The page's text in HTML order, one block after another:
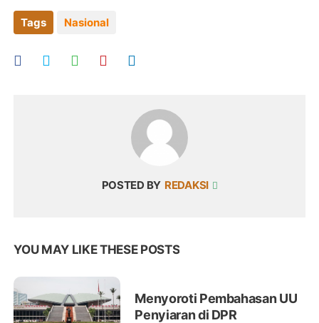
Tags Nasional
POSTED BY REDAKSI
YOU MAY LIKE THESE POSTS
Menyoroti Pembahasan UU
Penyiaran di DPR